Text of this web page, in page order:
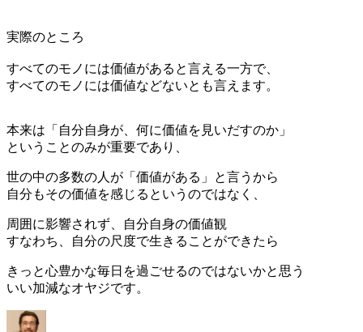
実際のところ
すべてのモノには価値があると言える一方で、
すべてのモノには価値などないとも言えます。
本来は「自分自身が、何に価値を見いだすのか」
ということのみが重要であり、
世の中の多数の人が「価値がある」と言うから
自分もその価値を感じるというのではなく、
周囲に影響されず、自分自身の価値観
すなわち、自分の尺度で生きることができたら
きっと心豊かな毎日を過ごせるのではないかと思う
いい加減なオヤジです。